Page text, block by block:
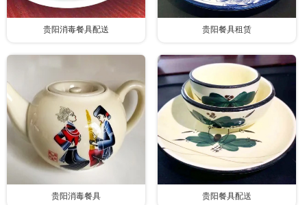
贵阳消毒餐具配送 贵阳餐具租赁
贵阳消毒餐具 贵阳餐具配送